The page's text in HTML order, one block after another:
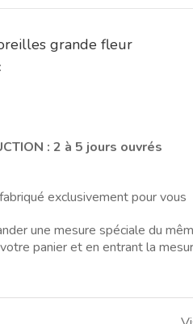
grande fleur
: 2 à 5 jours ouvrés
exclusivement pour vous
une mesure spéciale du
panier et en entrant la